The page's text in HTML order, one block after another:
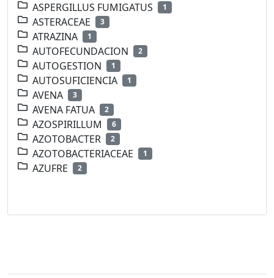
ASPERGILLUS FUMIGATUS 1
ASTERACEAE 3
ATRAZINA 1
AUTOFECUNDACION 2
AUTOGESTION 1
AUTOSUFICIENCIA 1
AVENA 3
AVENA FATUA 2
AZOSPIRILLUM 6
AZOTOBACTER 2
AZOTOBACTERIACEAE 1
AZUFRE 2